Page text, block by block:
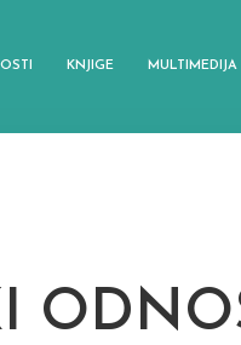
KNJIGE MULTIMEDIJA